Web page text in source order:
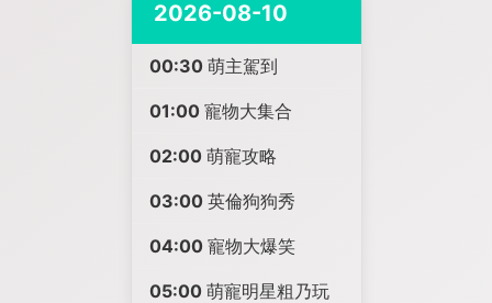
2026-08-10
00:30 萌主駕到
01:00 寵物大集合
02:00 萌寵攻略
03:00 英倫狗狗秀
04:00 寵物大爆笑
05:00 萌寵明星粗乃玩